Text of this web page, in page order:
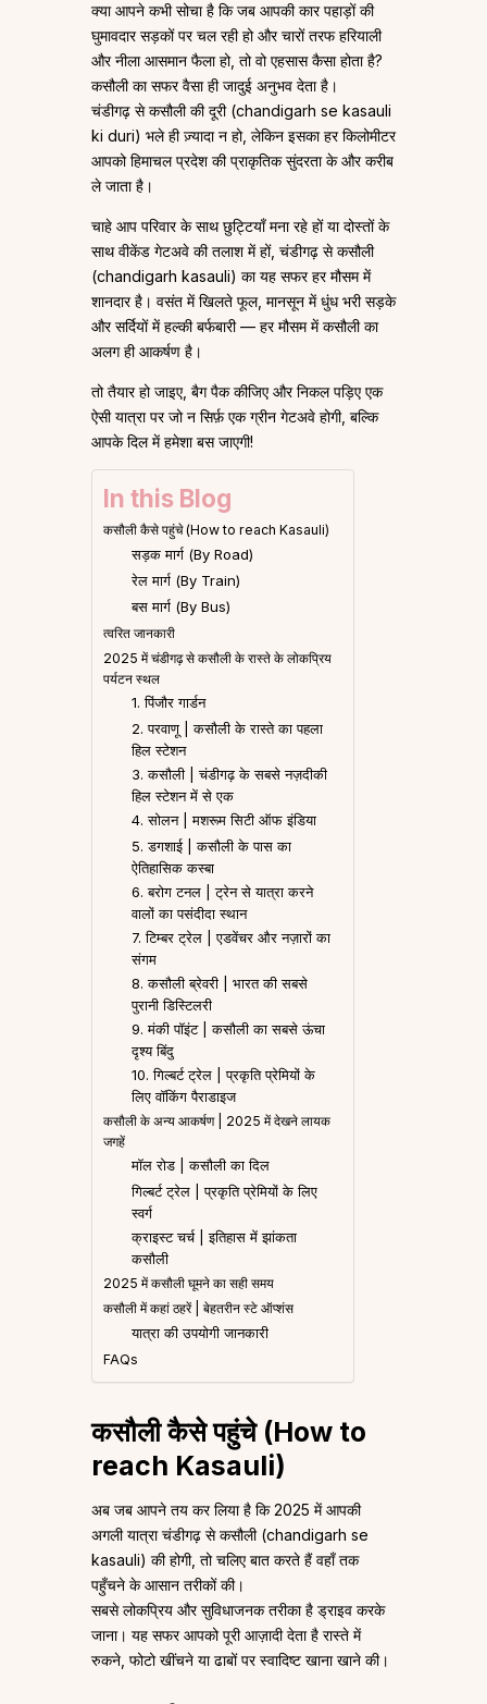
क्या आपने कभी सोचा है कि जब आपकी कार पहाड़ों की
घुमावदार सड़कों पर चल रही हो और चारों तरफ हरियाली
और नीला आसमान फैला हो, तो वो एहसास कैसा होता है?
कसौली का सफर वैसा ही जादुई अनुभव देता है।
चंडीगढ़ से कसौली की दूरी (chandigarh se kasauli
ki duri) भले ही ज़्यादा न हो, लेकिन इसका हर किलोमीटर
आपको हिमाचल प्रदेश की प्राकृतिक सुंदरता के और करीब
ले जाता है।
चाहे आप परिवार के साथ छुट्टियाँ मना रहे हों या दोस्तों के
साथ वीकेंड गेटअवे की तलाश में हों, चंडीगढ़ से कसौली
(chandigarh kasauli) का यह सफर हर मौसम में
शानदार है। वसंत में खिलते फूल, मानसून में धुंध भरी सड़के
और सर्दियों में हल्की बर्फबारी — हर मौसम में कसौली का
अलग ही आकर्षण है।
तो तैयार हो जाइए, बैग पैक कीजिए और निकल पड़िए एक
ऐसी यात्रा पर जो न सिर्फ़ एक ग्रीन गेटअवे होगी, बल्कि
आपके दिल में हमेशा बस जाएगी!
In this Blog
कसौली कैसे पहुंचे (How to reach Kasauli)
सड़क मार्ग (By Road)
रेल मार्ग (By Train)
बस मार्ग (By Bus)
त्वरित जानकारी
2025 में चंडीगढ़ से कसौली के रास्ते के लोकप्रिय
पर्यटन स्थल
1. पिंजौर गार्डन
2. परवाणू | कसौली के रास्ते का पहला
हिल स्टेशन
3. कसौली | चंडीगढ़ के सबसे नज़दीकी
हिल स्टेशन में से एक
4. सोलन | मशरूम सिटी ऑफ इंडिया
5. डगशाई | कसौली के पास का
ऐतिहासिक कस्बा
6. बरोग टनल | ट्रेन से यात्रा करने
वालों का पसंदीदा स्थान
7. टिम्बर ट्रेल | एडवेंचर और नज़ारों का
संगम
8. कसौली ब्रेवरी | भारत की सबसे
पुरानी डिस्टिलरी
9. मंकी पॉइंट | कसौली का सबसे ऊंचा
दृश्य बिंदु
10. गिल्बर्ट ट्रेल | प्रकृति प्रेमियों के
लिए वॉकिंग पैराडाइज
कसौली के अन्य आकर्षण | 2025 में देखने लायक
जगहें
मॉल रोड | कसौली का दिल
गिल्बर्ट ट्रेल | प्रकृति प्रेमियों के लिए
स्वर्ग
क्राइस्ट चर्च | इतिहास में झांकता
कसौली
2025 में कसौली घूमने का सही समय
कसौली में कहां ठहरें | बेहतरीन स्टे ऑप्शंस
यात्रा की उपयोगी जानकारी
FAQs
कसौली कैसे पहुंचे (How to
reach Kasauli)
अब जब आपने तय कर लिया है कि 2025 में आपकी
अगली यात्रा चंडीगढ़ से कसौली (chandigarh se
kasauli) की होगी, तो चलिए बात करते हैं वहाँ तक
पहुँचने के आसान तरीकों की।
सबसे लोकप्रिय और सुविधाजनक तरीका है ड्राइव करके
जाना। यह सफर आपको पूरी आज़ादी देता है रास्ते में
रुकने, फोटो खींचने या ढाबों पर स्वादिष्ट खाना खाने की।